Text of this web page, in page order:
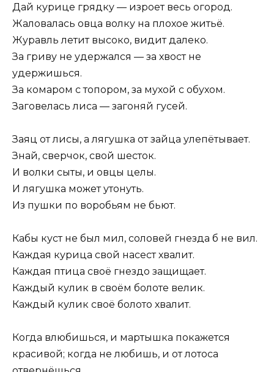
Дай курице грядку — изроет весь огород.
Жаловалась овца волку на плохое житьё.
Журавль летит высоко, видит далеко.
За гриву не удержался — за хвост не
удержишься.
За комаром с топором, за мухой с обухом.
Заговелась лиса — загоняй гусей.
Заяц от лисы, а лягушка от зайца улепётывает.
Знай, сверчок, свой шесток.
И волки сыты, и овцы целы.
И лягушка может утонуть.
Из пушки по воробьям не бьют.
Кабы куст не был мил, соловей гнезда б не вил.
Каждая курица свой насест хвалит.
Каждая птица своё гнездо защищает.
Каждый кулик в своём болоте велик.
Каждый кулик своё болото хвалит.
Когда влюбишься, и мартышка покажется
красивой; когда не любишь, и от лотоса